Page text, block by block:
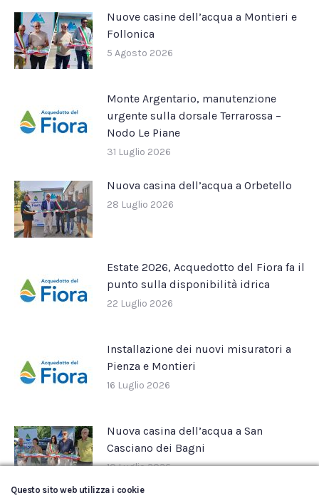
Nuove casine dell’acqua a Montieri e
Follonica
5 Agosto 2026
Monte Argentario, manutenzione
urgente sulla dorsale Terrarossa –
Nodo Le Piane
31 Luglio 2026
Nuova casina dell’acqua a Orbetello
28 Luglio 2026
Estate 2026, Acquedotto del Fiora fa il
punto sulla disponibilità idrica
22 Luglio 2026
Installazione dei nuovi misuratori a
Pienza e Montieri
16 Luglio 2026
Nuova casina dell’acqua a San
Casciano dei Bagni
10 Luglio 2026
Questo sito web utilizza i cookie